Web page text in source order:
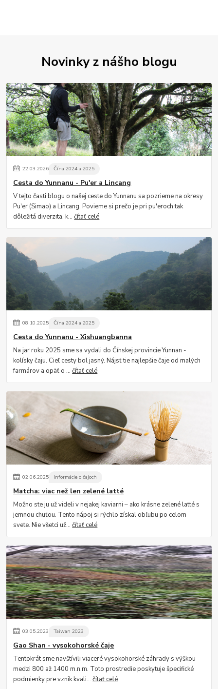
Novinky z nášho blogu
22.03.2026 Čína 2024 a 2025
Cesta do Yunnanu - Pu'er a Lincang
V tejto časti blogu o našej ceste do Yunnanu sa pozrieme na okresy
Pu'er (Simao) a Lincang. Povieme si prečo je pri pu'eroch tak
dôležitá diverzita, k...čítať celé
08.10.2025 Čína 2024 a 2025
Cesta do Yunnanu - Xishuangbanna
Na jar roku 2025 sme sa vydali do Čínskej provincie Yunnan -
kolísky čaju. Cieľ cesty bol jasný. Nájsť tie najlepšie čaje od malých
farmárov a opäť o ...čítať celé
02.06.2025 Informácie o čajoch
Matcha: viac než len zelené latté
Možno ste ju už videli v nejakej kaviarni – ako krásne zelené latté s
jemnou chuťou. Tento nápoj si rýchlo získal obľubu po celom
svete. Nie všetci už...čítať celé
03.05.2023 Taiwan 2023
Gao Shan - vysokohorské čaje
Tentokrát sme navštívili viaceré vysokohorské záhrady s výškou
medzi 800 až 1400 m.n.m. Toto prostredie poskytuje špecifické
podmienky pre vznik kvali...čítať celé